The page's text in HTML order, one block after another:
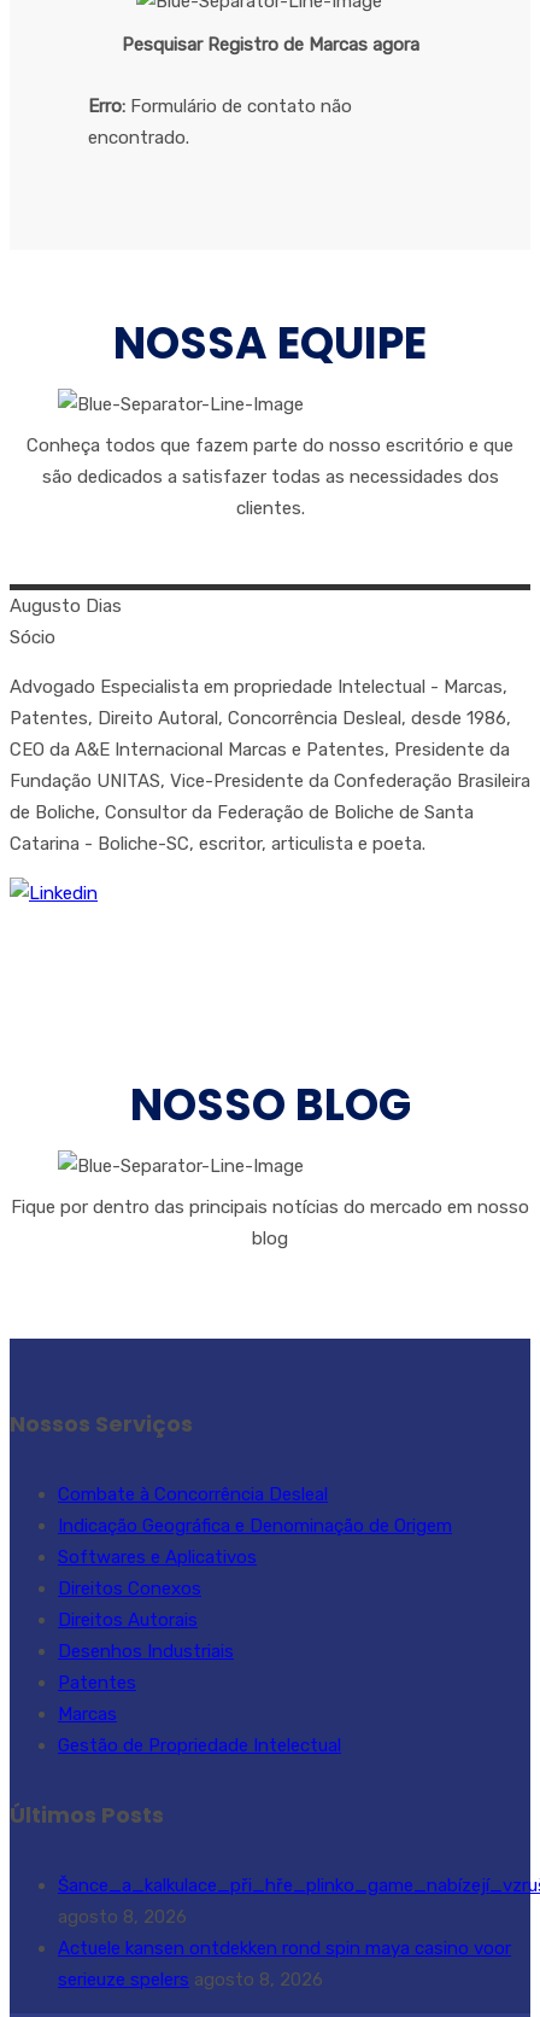
Pesquisar Registro de Marcas agora
Erro: Formulário de contato não
encontrado.
NOSSA EQUIPE
Conheça todos que fazem parte do nosso escritório e que
são dedicados a satisfazer todas as necessidades dos
clientes.
Augusto Dias
Sócio
Advogado Especialista em propriedade Intelectual - Marcas,
Patentes, Direito Autoral, Concorrência Desleal, desde 1986,
CEO da A&E Internacional Marcas e Patentes, Presidente da
Fundação UNITAS, Vice-Presidente da Confederação Brasileira
de Boliche, Consultor da Federação de Boliche de Santa
Catarina - Boliche-SC, escritor, articulista e poeta.
NOSSO BLOG
Fique por dentro das principais notícias do mercado em nosso
blog
Nossos Serviços
Combate à Concorrência Desleal
Indicação Geográfica e Denominação de Origem
Softwares e Aplicativos
Direitos Conexos
Direitos Autorais
Desenhos Industriais
Patentes
Marcas
Gestão de Propriedade Intelectual
Últimos Posts
agosto 8, 2026
Actuele kansen ontdekken rond spin maya casino voor
serieuze spelers agosto 8, 2026